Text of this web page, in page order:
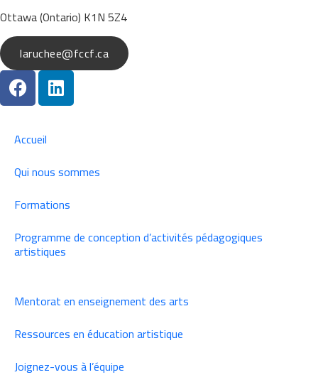
Ottawa (Ontario) K1N 5Z4
laruchee@fccf.ca
Accueil
Qui nous sommes
Formations
Programme de conception d’activités pédagogiques
artistiques
Mentorat en enseignement des arts
Ressources en éducation artistique
Joignez-vous à l’équipe